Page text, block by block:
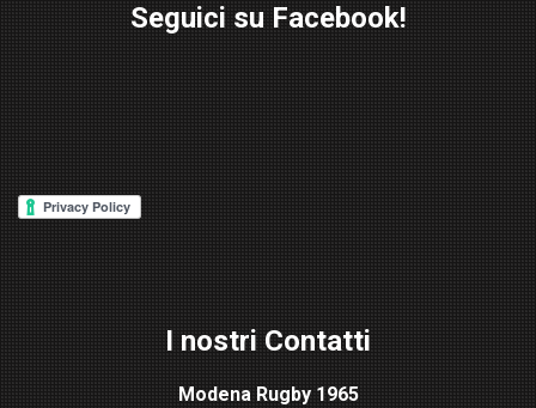
Seguici su Facebook!
I nostri Contatti
Modena Rugby 1965